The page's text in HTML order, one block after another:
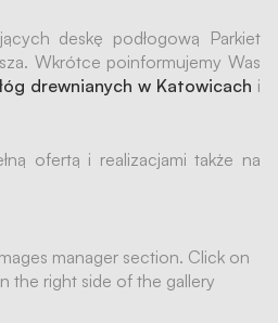
deskę podłogową Parkiet
Wkrótce poinformujemy Was
drewnianych w Katowicach i
ofertą i realizacjami także na
manager section. Click on
the right side of the gallery